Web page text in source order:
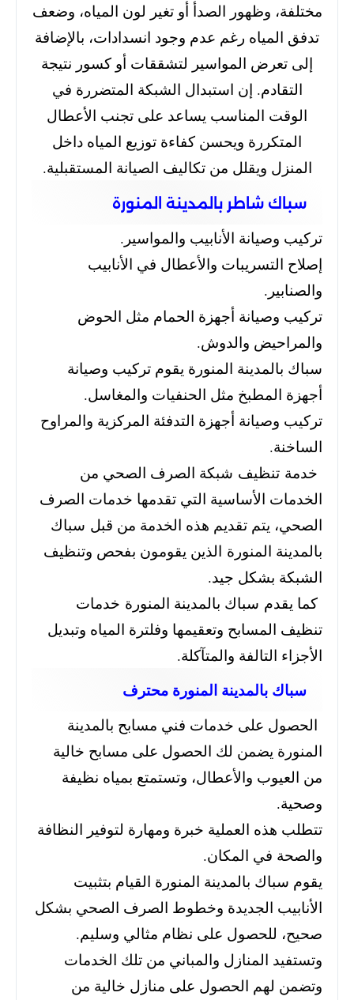
مختلفة، وظهور الصدأ أو تغير لون المياه، وضعف
تدفق المياه رغم عدم وجود انسدادات، بالإضافة
إلى تعرض المواسير لتشققات أو كسور نتيجة
التقادم. إن استبدال الشبكة المتضررة في
الوقت المناسب يساعد على تجنب الأعطال
المتكررة ويحسن كفاءة توزيع المياه داخل
المنزل ويقلل من تكاليف الصيانة المستقبلية.
سباك شاطر بالمدينة المنورة
تركيب وصيانة الأنابيب والمواسير.
إصلاح التسريبات والأعطال في الأنابيب
والصنابير.
تركيب وصيانة أجهزة الحمام مثل الحوض
والمراحيض والدوش.
سباك بالمدينة المنورة يقوم تركيب وصيانة
أجهزة المطبخ مثل الحنفيات والمغاسل.
تركيب وصيانة أجهزة التدفئة المركزية والمراوح
الساخنة.
خدمة تنظيف شبكة الصرف الصحي من
الخدمات الأساسية التي تقدمها خدمات الصرف
الصحي، يتم تقديم هذه الخدمة من قبل سباك
بالمدينة المنورة الذين يقومون بفحص وتنظيف
الشبكة بشكل جيد.
كما يقدم سباك بالمدينة المنورة خدمات
تنظيف المسابح وتعقيمها وفلترة المياه وتبديل
الأجزاء التالفة والمتآكلة.
سباك بالمدينة المنورة محترف
الحصول على خدمات فني مسابح بالمدينة
المنورة يضمن لك الحصول على مسابح خالية
من العيوب والأعطال، وتستمتع بمياه نظيفة
وصحية.
تتطلب هذه العملية خبرة ومهارة لتوفير النظافة
والصحة في المكان.
يقوم سباك بالمدينة المنورة القيام بتثبيت
الأنابيب الجديدة وخطوط الصرف الصحي بشكل
صحيح، للحصول على نظام مثالي وسليم.
وتستفيد المنازل والمباني من تلك الخدمات
وتضمن لهم الحصول على منازل خالية من